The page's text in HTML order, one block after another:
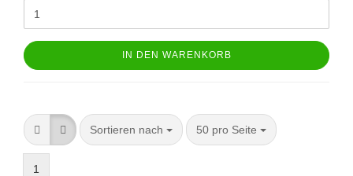
IN DEN WARENKORB
Sortieren nach
Sortieren nach 50 pro Seite
pro Seite
1